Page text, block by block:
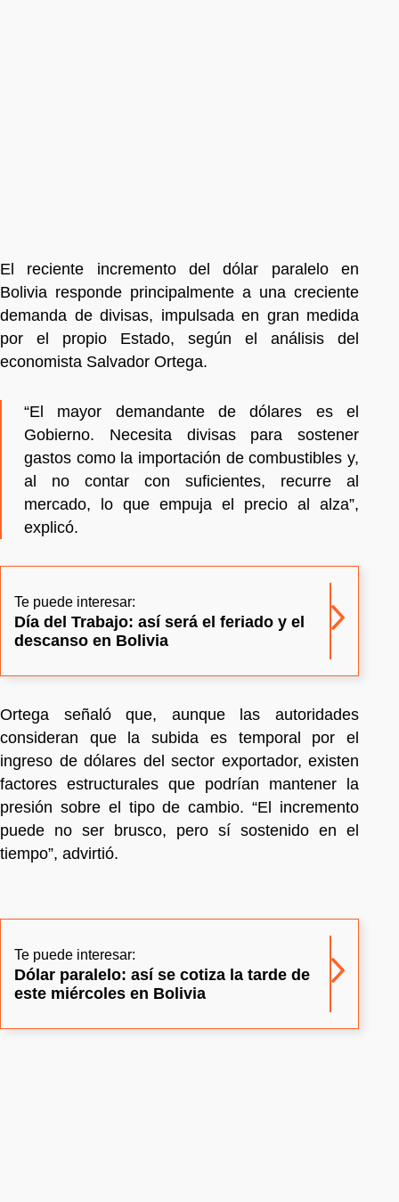
El reciente incremento del dólar paralelo en
Bolivia responde principalmente a una creciente
demanda de divisas, impulsada en gran medida
por el propio Estado, según el análisis del
economista Salvador Ortega.
“El mayor demandante de dólares es el
Gobierno. Necesita divisas para sostener
gastos como la importación de combustibles y,
al no contar con suficientes, recurre al
mercado, lo que empuja el precio al alza”,
explicó.
Te puede interesar:
Día del Trabajo: así será el feriado y el
descanso en Bolivia
Ortega señaló que, aunque las autoridades
consideran que la subida es temporal por el
ingreso de dólares del sector exportador, existen
factores estructurales que podrían mantener la
presión sobre el tipo de cambio. “El incremento
puede no ser brusco, pero sí sostenido en el
tiempo”, advirtió.
Te puede interesar:
Dólar paralelo: así se cotiza la tarde de
este miércoles en Bolivia